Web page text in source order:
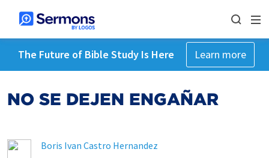
The Future of Bible Study Is Here Learn more
NO SE DEJEN ENGAÑAR
Boris Ivan Castro Hernandez